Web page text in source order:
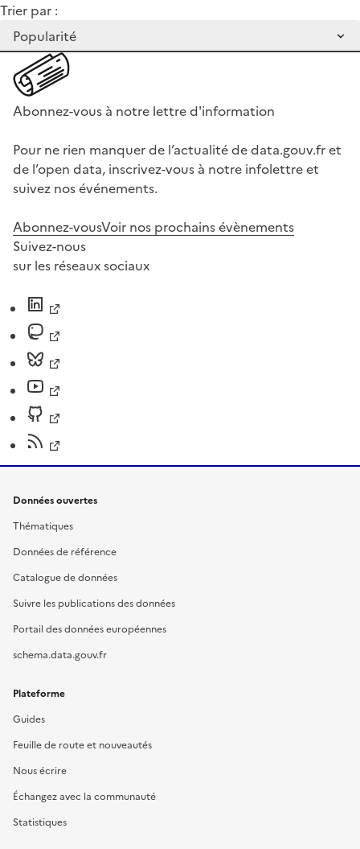
Trier par :
Abonnez-vous à notre lettre d'information
Pour ne rien manquer de l’actualité de data.gouv.fr et
de l’open data, inscrivez-vous à notre infolettre et
suivez nos événements.
Abonnez-vousVoir nos prochains évènements
Suivez-nous
sur les réseaux sociaux
Données ouvertes
Thématiques
Données de référence
Catalogue de données
Suivre les publications des données
Portail des données européennes
schema.data.gouv.fr
Plateforme
Guides
Feuille de route et nouveautés
Nous écrire
Échangez avec la communauté
Statistiques